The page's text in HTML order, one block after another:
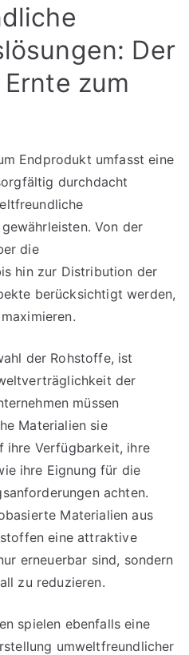
Der
zum
Endprodukt umfasst eine
durchdacht
Von der
die
hin zur Distribution der
berücksichtigt werden,
der Rohstoffe, ist
der
müssen
Materialien sie
ihre Verfügbarkeit, ihre
ihre Eignung für die
achten.
Materialien aus
eine attraktive
erneuerbar sind, sondern
zu reduzieren.
spielen ebenfalls eine
umweltfreundlicher